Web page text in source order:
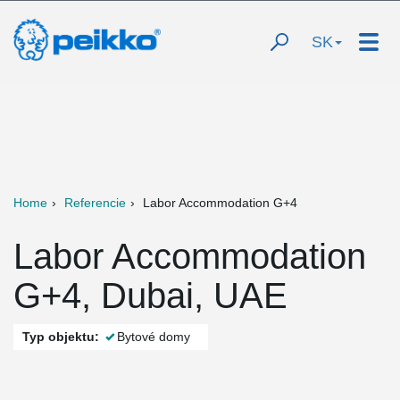
SK
Home Referencie Labor Accommodation G+4
Labor Accommodation
G+4, Dubai, UAE
Typ objektu: Bytové domy